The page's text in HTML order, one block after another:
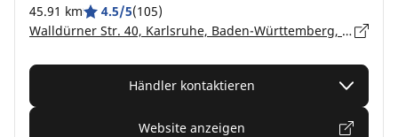
45.91 km 4.5/5(105)
Walldürner Str. 40, Karlsruhe, Baden-Württemberg, Buchen - 74722
Händler kontaktieren
Website anzeigen